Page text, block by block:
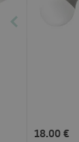
18.00 €